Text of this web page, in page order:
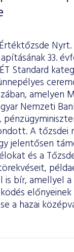
Nyrt.
33.
Standard
amelyen
Nemzeti
A tőzsdei
jelentősen
és a
bír, amellyel a
előnyeinek
a hazai